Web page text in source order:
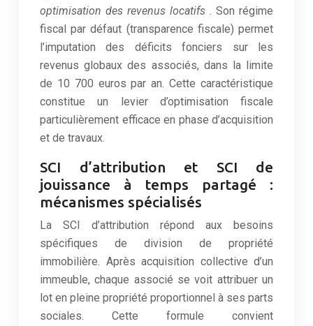
optimisation des revenus locatifs . Son régime
fiscal par défaut (transparence fiscale) permet
l’imputation des déficits fonciers sur les
revenus globaux des associés, dans la limite
de 10 700 euros par an. Cette caractéristique
constitue un levier d’optimisation fiscale
particulièrement efficace en phase d’acquisition
et de travaux.
SCI d’attribution et SCI de
jouissance à temps partagé :
mécanismes spécialisés
La SCI d’attribution répond aux besoins
spécifiques de division de propriété
immobilière. Après acquisition collective d’un
immeuble, chaque associé se voit attribuer un
lot en pleine propriété proportionnel à ses parts
sociales. Cette formule convient